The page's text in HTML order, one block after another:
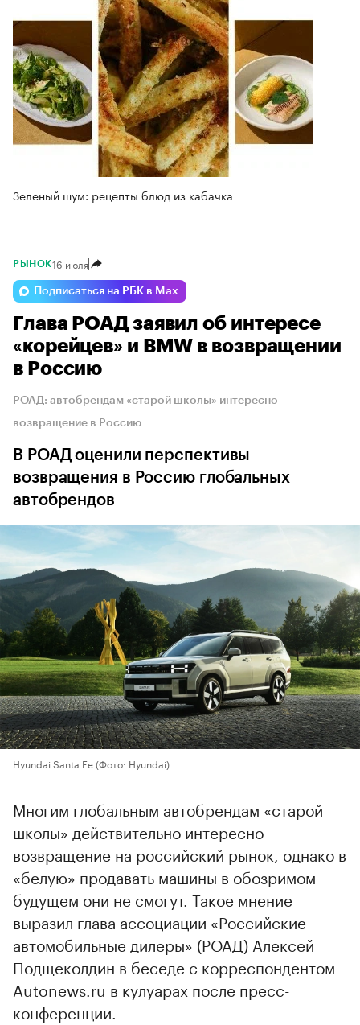
Зеленый шум: рецепты блюд из кабачка
РЫНОК16 июля
Подписаться на РБК в Max
Глава РОАД заявил об интересе
«корейцев» и BMW в возвращении
в Россию
РОАД: автобрендам «старой школы» интересно
возвращение в Россию
В РОАД оценили перспективы
возвращения в Россию глобальных
автобрендов
Hyundai Santa Fe(Фото: Hyundai)
Многим глобальным автобрендам «старой
школы» действительно интересно
возвращение на российский рынок, однако в
«белую» продавать машины в обозримом
будущем они не смогут. Такое мнение
выразил глава ассоциации «Российские
автомобильные дилеры» (РОАД) Алексей
Подщеколдин в беседе с корреспондентом
Autonews.ru в кулуарах после пресс-
конференции.